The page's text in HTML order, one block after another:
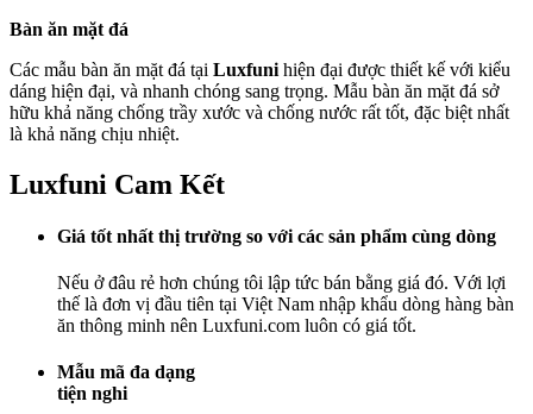
Bàn ăn mặt đá
Các mẫu bàn ăn mặt đá tại Luxfuni hiện đại được thiết kế với kiểu
dáng hiện đại, và nhanh chóng sang trọng. Mẫu bàn ăn mặt đá sở
hữu khả năng chống trầy xước và chống nước rất tốt, đặc biệt nhất
là khả năng chịu nhiệt.
Luxfuni Cam Kết
Giá tốt nhất thị trường so với các sản phẩm cùng dòng
Nếu ở đâu rẻ hơn chúng tôi lập tức bán bằng giá đó. Với lợi
thế là đơn vị đầu tiên tại Việt Nam nhập khẩu dòng hàng bàn
ăn thông minh nên Luxfuni.com luôn có giá tốt.
Mẫu mã đa dạng
tiện nghi